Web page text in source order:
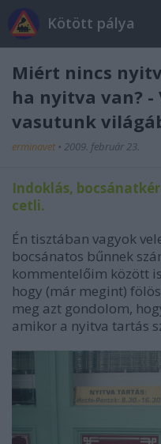
Kötött pálya
Miért nincs
ha nyitva van? -
vasutunk
erminavet • 2009. február 23.
Indoklás,
cetli.
Én tisztában vagyok
bocsánatos bűnnek
kommentelőim között
hogy (már megint)
meg azt gondolom,
amikor a nyitva tartás